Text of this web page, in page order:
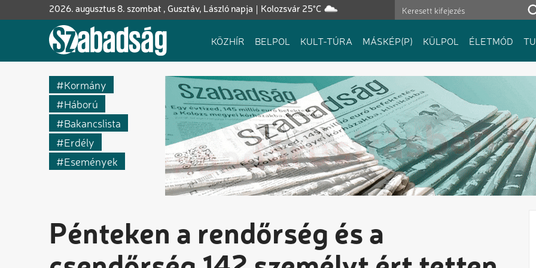
a
Kolozsvár 25°C
2026. augusztus 8. szombat , Gusztáv, László napja
Fő
KÖZHÍR BELPOL KULT-TÚRA MÁSKÉP(P) KÜLPOL ÉLETMÓD
Kormány
Háború
Bakancslista
Erdély
Események
Pénteken a rendőrség és a